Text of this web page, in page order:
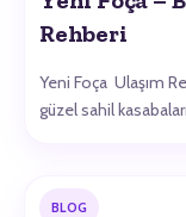
Rehberi
Yeni Foça Ulaşım
güzel sahil
BLOG